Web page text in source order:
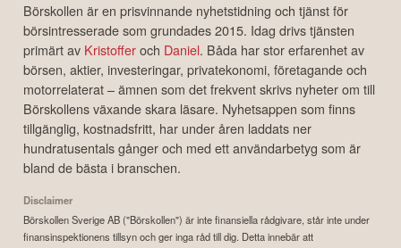
Börskollen är en prisvinnande nyhetstidning och tjänst för
börsintresserade som grundades 2015. Idag drivs tjänsten
primärt av Kristofferoch Daniel. Båda har stor erfarenhet av
börsen, aktier, investeringar, privatekonomi, företagande och
motorrelaterat – ämnen som det frekvent skrivs nyheter om till
Börskollens växande skara läsare. Nyhetsappen som finns
tillgänglig, kostnadsfritt, har under åren laddats ner
hundratusentals gånger och med ett användarbetyg som är
bland de bästa i branschen.
Disclaimer
Börskollen Sverige AB ("Börskollen") är inte finansiella rådgivare, står inte under
finansinspektionens tillsyn och ger inga råd till dig. Detta innebär att